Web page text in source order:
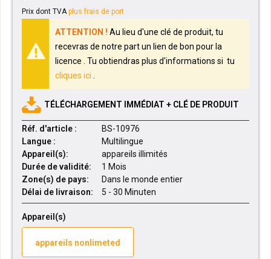
Prix dont TVAplus frais de port
ATTENTION !Au lieu d'une clé de produit, tu
recevras de notre part un lien de bon pour la
licence .
Tu obtiendras plus d'informations si tu
cliques ici
TÉLÉCHARGEMENT IMMÉDIAT + CLÉ DE PRODUIT
Réf. d'article :
BS-10976
Langue :
Multilingue
Appareil(s):
appareils illimités
Durée de validité:
1 Mois
Zone(s) de pays:
Dans le monde entier
Délai de livraison:
5 - 30 Minuten
Appareil(s)
appareils nonlimeted